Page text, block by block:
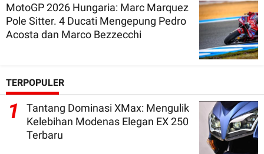
MotoGP 2026 Hungaria: Marc Marquez
Pole Sitter. 4 Ducati Mengepung Pedro
Acosta dan Marco Bezzecchi
TERPOPULER
1
Tantang Dominasi XMax: Mengulik
Kelebihan Modenas Elegan EX 250
Terbaru